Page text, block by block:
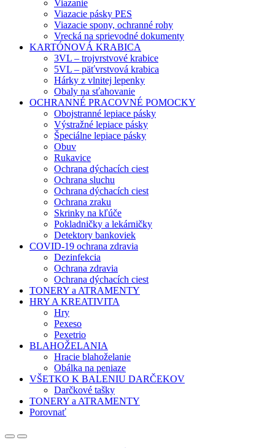
Viazanie
Viazacie pásky PES
Viazacie spony, ochranné rohy
Vrecká na sprievodné dokumenty
KARTÓNOVÁ KRABICA
3VL – trojvrstvové krabice
5VL – päťvrstvová krabica
Hárky z vlnitej lepenky
Obaly na sťahovanie
OCHRANNÉ PRACOVNÉ POMOCKY
Obojstranné lepiace pásky
Výstražné lepiace pásky
Špeciálne lepiace pásky
Obuv
Rukavice
Ochrana dýchacích ciest
Ochrana sluchu
Ochrana dýchacích ciest
Ochrana zraku
Skrinky na kľúče
Pokladničky a lekárničky
Detektory bankoviek
COVID-19 ochrana zdravia
Dezinfekcia
Ochrana zdravia
Ochrana dýchacích ciest
TONERY a ATRAMENTY
HRY A KREATIVITA
Hry
Pexeso
Pexetrio
BLAHOŽELANIA
Hracie blahoželanie
Obálka na peniaze
VŠETKO K BALENIU DARČEKOV
Darčkové tašky
TONERY a ATRAMENTY
Porovnať
OpenClose